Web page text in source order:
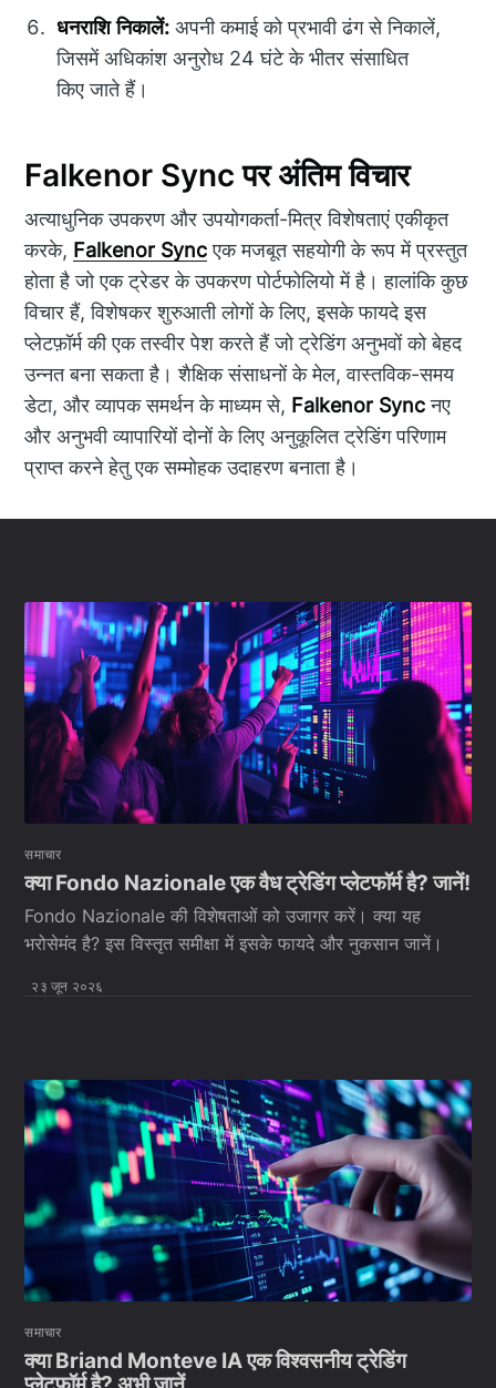
धनराशि निकालें: अपनी कमाई को प्रभावी ढंग से निकालें,
जिसमें अधिकांश अनुरोध 24 घंटे के भीतर संसाधित
किए जाते हैं।
Falkenor Sync पर अंतिम विचार
अत्याधुनिक उपकरण और उपयोगकर्ता-मित्र विशेषताएं एकीकृत
करके, Falkenor Syncएक मजबूत सहयोगी के रूप में प्रस्तुत
होता है जो एक ट्रेडर के उपकरण पोर्टफोलियो में है। हालांकि कुछ
विचार हैं, विशेषकर शुरुआती लोगों के लिए, इसके फायदे इस
प्लेटफ़ॉर्म की एक तस्वीर पेश करते हैं जो ट्रेडिंग अनुभवों को बेहद
उन्नत बना सकता है। शैक्षिक संसाधनों के मेल, वास्तविक-समय
डेटा, और व्यापक समर्थन के माध्यम से, Falkenor Syncनए
और अनुभवी व्यापारियों दोनों के लिए अनुकूलित ट्रेडिंग परिणाम
प्राप्त करने हेतु एक सम्मोहक उदाहरण बनाता है।
समाचार
क्या Fondo Nazionale एक वैध ट्रेडिंग प्लेटफॉर्म है? जानें!
Fondo Nazionale की विशेषताओं को उजागर करें। क्या यह
भरोसेमंद है? इस विस्तृत समीक्षा में इसके फायदे और नुकसान जानें।
२३ जून २०२६
समाचार
क्या Briand Monteve IA एक विश्वसनीय ट्रेडिंग